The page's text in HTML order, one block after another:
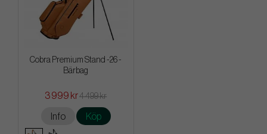
Cobra Premium Stand -26 -
Bärbag
3 999 kr4 499 kr
Info Köp